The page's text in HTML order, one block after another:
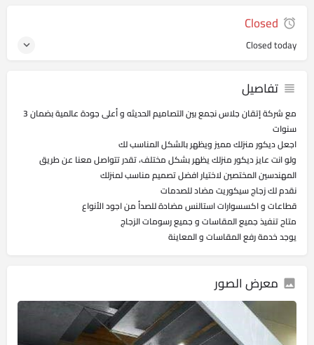
Closed
Closed today
تفاصيل
مع شركة إتقان جلاس نجمع بين التصاميم الحديثه و أعلى جودة عالمية بضمان 3
سنوات
اجعل ديكور منزلك مميز ويظهر بالشكل المناسب لك
ولو انت عايز ديكور منزلك يظهر بشكل مختلف، تقدر تتواصل معنا عن طريق
المهندسين المختصين لاختيار افضل تصميم مناسب لمنزلك
نقدم لك زجاج سيكوريت مضاد للصدمات
قطاعات و اكسسوارات استالنس مضادة للصدأ من اجود الأنواع
متاح تنفيذ جميع المقاسات و جميع رسومات الزجاج
يوجد خدمة رفع المقاسات و المعاينة
معرض الصور